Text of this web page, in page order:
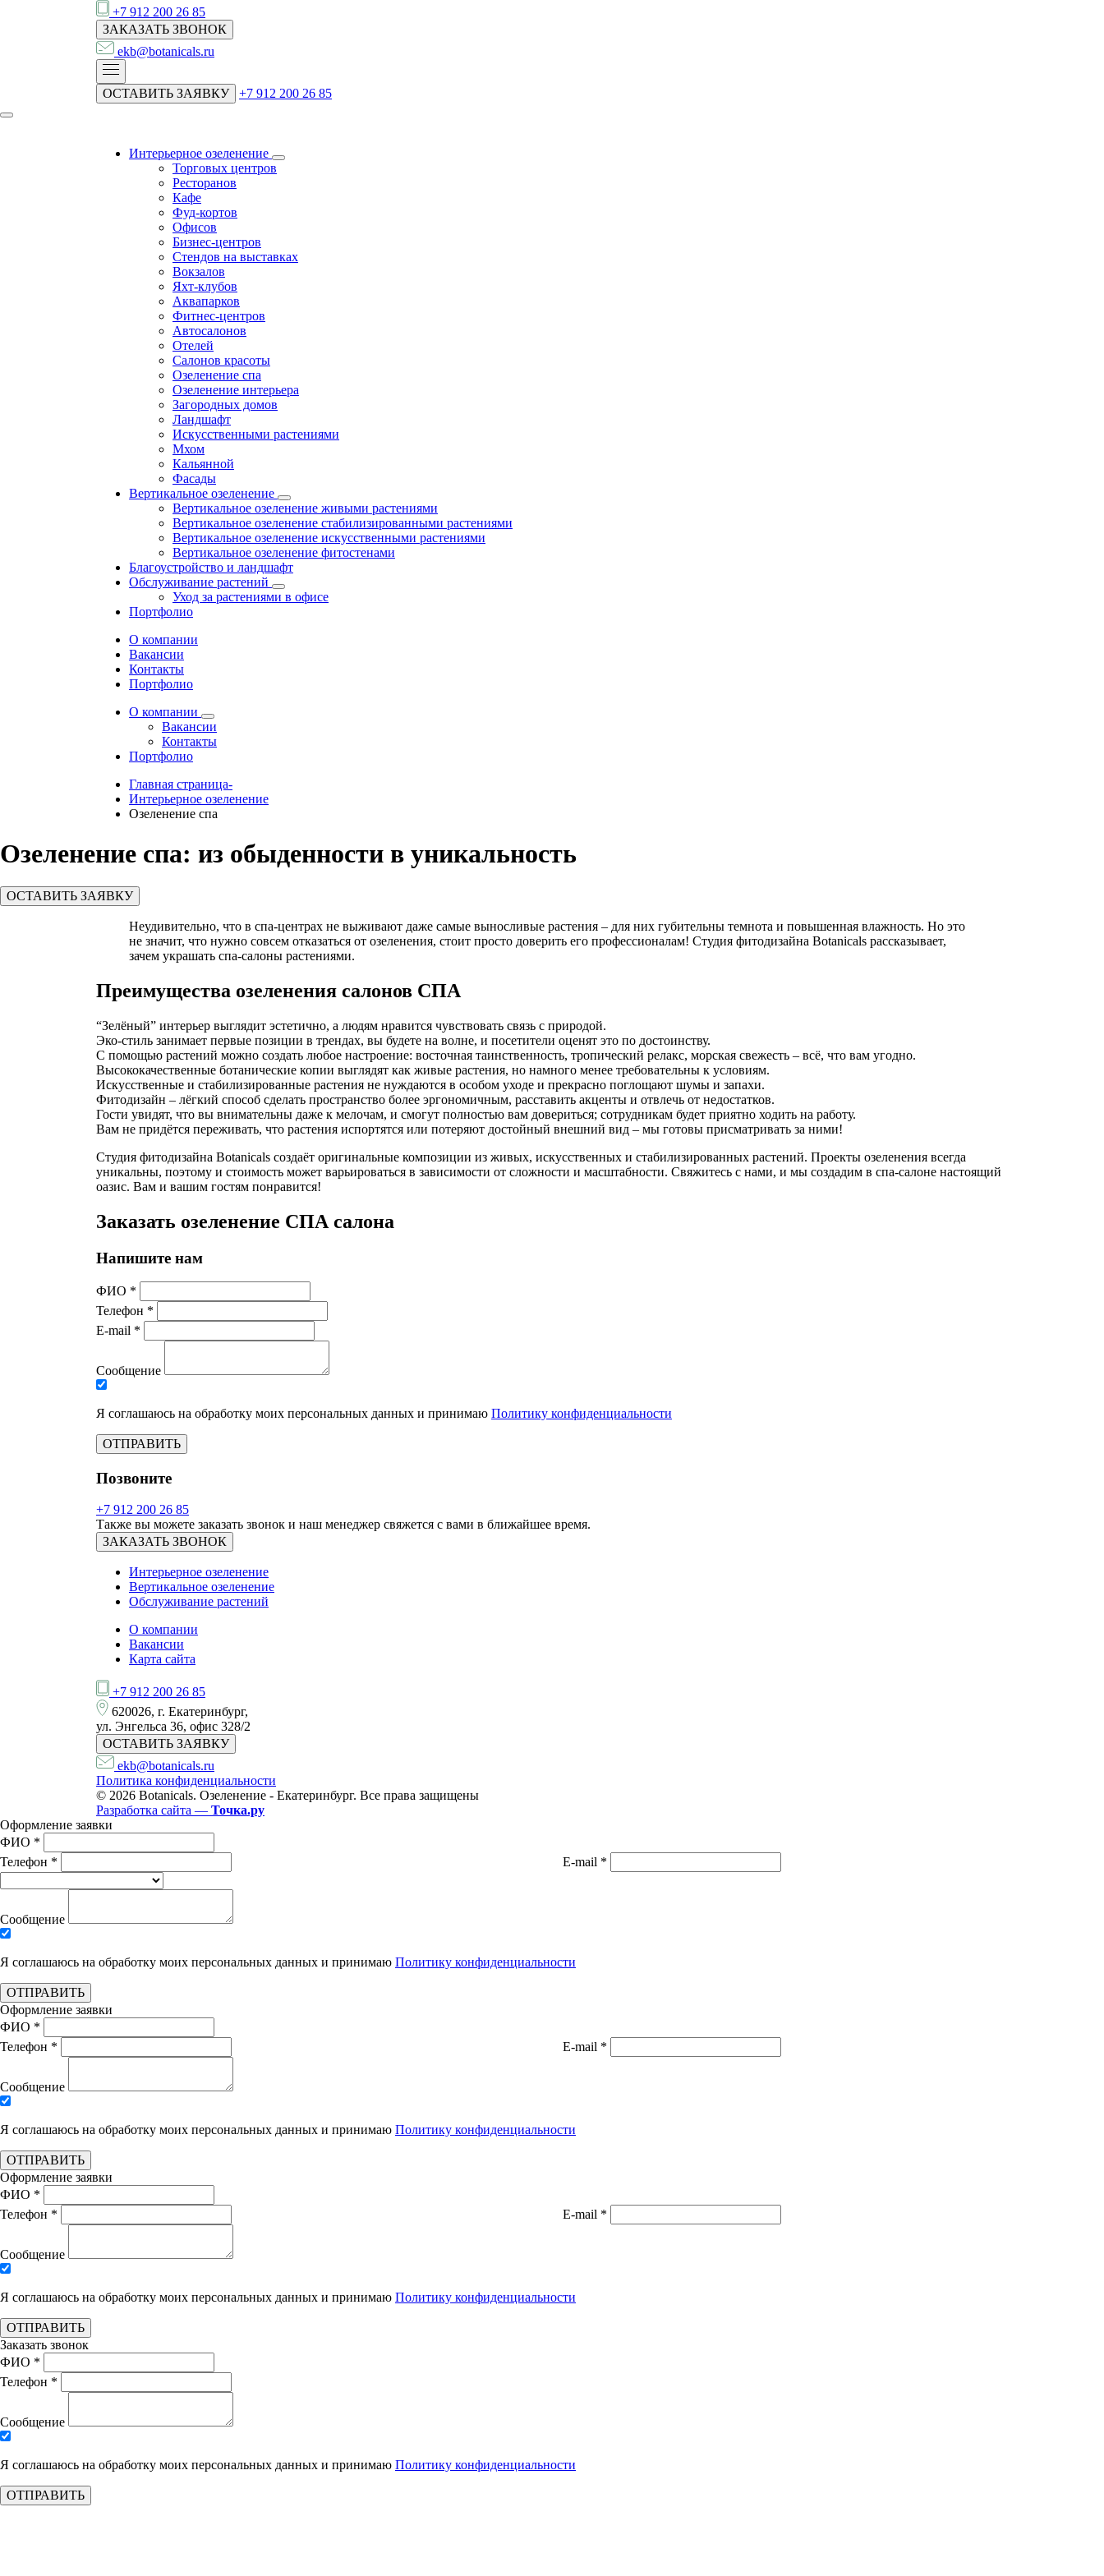
+7 912 200 26 85
ЗАКАЗАТЬ ЗВОНОК
ekb@botanicals.ru
ОСТАВИТЬ ЗАЯВКУ +7 912 200 26 85
Интерьерное озеленение
Торговых центров
Ресторанов
Кафе
Фуд-кортов
Офисов
Бизнес-центров
Стендов на выставках
Вокзалов
Яхт-клубов
Аквапарков
Фитнес-центров
Автосалонов
Отелей
Салонов красоты
Озеленение спа
Озеленение интерьера
Загородных домов
Ландшафт
Искусственными растениями
Мхом
Кальянной
Фасады
Вертикальное озеленение
Вертикальное озеленение живыми растениями
Вертикальное озеленение стабилизированными растениями
Вертикальное озеленение искусственными растениями
Вертикальное озеленение фитостенами
Благоустройство и ландшафт
Обслуживание растений
Уход за растениями в офисе
Портфолио
О компании
Вакансии
Контакты
Портфолио
О компании
Вакансии
Контакты
Портфолио
Главная страница-
Интерьерное озеленение
Озеленение спа
Озеленение спа: из обыденности в уникальность
ОСТАВИТЬ ЗАЯВКУ
Неудивительно, что в спа-центрах не выживают даже самые выносливые растения – для них губительны темнота и повышенная влажность. Но это
не значит, что нужно совсем отказаться от озеленения, стоит просто доверить его профессионалам! Студия фитодизайна Botanicals рассказывает,
зачем украшать спа-салоны растениями.
Преимущества озеленения салонов СПА
“Зелёный” интерьер выглядит эстетично, а людям нравится чувствовать связь с природой.
Эко-стиль занимает первые позиции в трендах, вы будете на волне, и посетители оценят это по достоинству.
С помощью растений можно создать любое настроение: восточная таинственность, тропический релакс, морская свежесть – всё, что вам угодно.
Высококачественные ботанические копии выглядят как живые растения, но намного менее требовательны к условиям.
Искусственные и стабилизированные растения не нуждаются в особом уходе и прекрасно поглощают шумы и запахи.
Фитодизайн – лёгкий способ сделать пространство более эргономичным, расставить акценты и отвлечь от недостатков.
Гости увидят, что вы внимательны даже к мелочам, и смогут полностью вам довериться; сотрудникам будет приятно ходить на работу.
Вам не придётся переживать, что растения испортятся или потеряют достойный внешний вид – мы готовы присматривать за ними!
Студия фитодизайна Botanicals создаёт оригинальные композиции из живых, искусственных и стабилизированных растений. Проекты озеленения всегда
уникальны, поэтому и стоимость может варьироваться в зависимости от сложности и масштабности. Свяжитесь с нами, и мы создадим в спа-салоне настоящий
оазис. Вам и вашим гостям понравится!
Заказать озеленение СПА салона
Напишите нам
ФИО *
Телефон *
E-mail *
Сообщение
Я соглашаюсь на обработку моих персональных данных и принимаю Политику конфиденциальности
ОТПРАВИТЬ
Позвоните
+7 912 200 26 85
Также вы можете заказать звонок и наш менеджер свяжется с вами в ближайшее время.
ЗАКАЗАТЬ ЗВОНОК
Интерьерное озеленение
Вертикальное озеленение
Обслуживание растений
О компании
Вакансии
Карта сайта
+7 912 200 26 85
620026, г. Екатеринбург,
ул. Энгельса 36, офис 328/2
ОСТАВИТЬ ЗАЯВКУ
ekb@botanicals.ru
Политика конфиденциальности
© 2026 Botanicals. Озеленение - Екатеринбург. Все права защищены
Разработка сайта — Точка.ру
Оформление заявки
ФИО *
Телефон *
E-mail *
Сообщение
Я соглашаюсь на обработку моих персональных данных и принимаю Политику конфиденциальности
ОТПРАВИТЬ
Оформление заявки
ФИО *
Телефон *
E-mail *
Сообщение
Я соглашаюсь на обработку моих персональных данных и принимаю Политику конфиденциальности
ОТПРАВИТЬ
Оформление заявки
ФИО *
Телефон *
E-mail *
Сообщение
Я соглашаюсь на обработку моих персональных данных и принимаю Политику конфиденциальности
ОТПРАВИТЬ
Заказать звонок
ФИО *
Телефон *
Сообщение
Я соглашаюсь на обработку моих персональных данных и принимаю Политику конфиденциальности
ОТПРАВИТЬ